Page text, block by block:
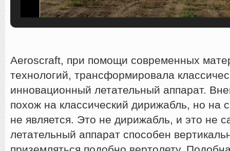
Aeroscraft, при помощи современных
технологий, трансформировала
инновационный летательный аппарат.
похож на классический дирижабль, но на
не является. Это не дирижабль, и это не
летательный аппарат способен